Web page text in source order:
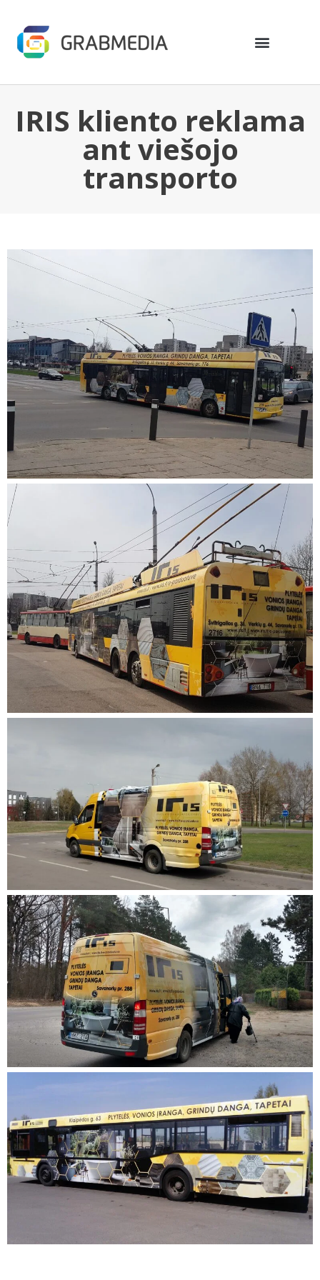
IRIS kliento reklama
ant viešojo
transporto